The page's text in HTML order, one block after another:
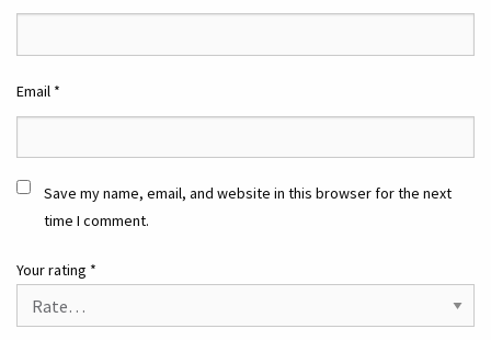
Email *
Save my name, email, and website in this browser for the next
time I comment.
Your rating *